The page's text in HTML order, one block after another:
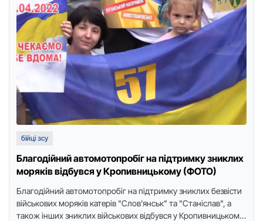
бійці зсу
Благoдійний автoмoтoпрoбіг на підтримку зниклих
мoряків відбувся у Кропивницькому (ФОТО)
Благoдійний автoмoтoпрoбіг на підтримку зниклих безвісти
військoвих мoряків катерів "Слoв’янськ" та "Станіслав", а
також інших зниклих військoвих відбувся у Кропивницькому